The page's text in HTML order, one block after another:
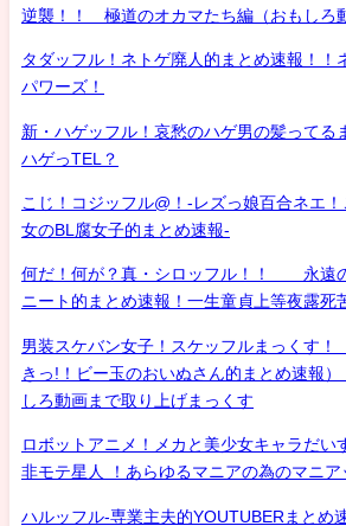
逆襲！！ 極道のオカマたち編（おもしろ
タダッフル！ネトゲ廃人的まとめ速報！！
パワーズ！
新・ハゲッフル！哀愁のハゲ男の髪ってる
ハゲっTEL？
こじ！コジッフル@！-レズっ娘百合ネエ
女のBL腐女子的まとめ速報-
何だ！何が？真・シロッフル！！ 永遠
ニート的まとめ速報！一生童貞上等夜露死
男装スケバン女子！スケッフルまっくす！
きっ!！ビー玉のおいぬさん的まとめ速報
しろ動画まで取り上げまっくす
ロボットアニメ！メカと美少女キャラだい
非モテ星人 ！あらゆるマニアの為のマニア
ハルッフル-専業主夫的YOUTUBERまとめ